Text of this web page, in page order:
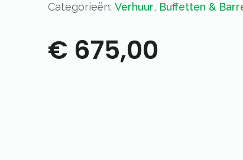
Categorieën: Verhuur, Buffetten &
€ 675,00